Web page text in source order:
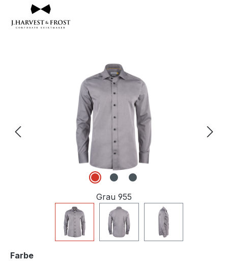
Bildergalerie überspringen
Grau 955
Farbeauswählen